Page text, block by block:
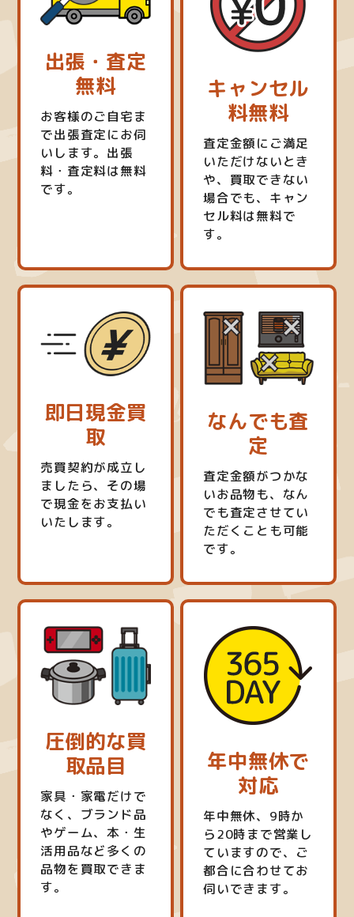
出張・査定
無料
お客様のご自宅ま
で出張査定にお伺
いします。出張
料・査定料は無料
です。
キャンセル
料無料
査定金額にご満足
いただけないとき
や、買取できない
場合でも、キャン
セル料は無料で
す。
即日現金買
取
売買契約が成立し
ましたら、その場
で現金をお支払い
いたします。
なんでも査
定
査定金額がつかな
いお品物も、なん
でも査定させてい
ただくことも可能
です。
圧倒的な買
取品目
家具・家電だけで
なく、ブランド品
やゲーム、本・生
活用品など多くの
品物を買取できま
す。
年中無休で
対応
年中無休、9時か
ら20時まで営業し
ていますので、ご
都合に合わせてお
伺いできます。